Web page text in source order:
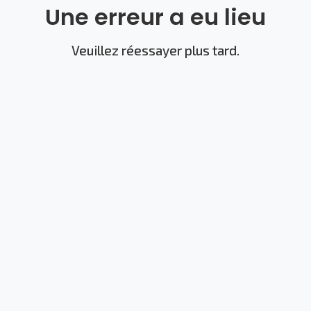
Une erreur a eu lieu
Veuillez réessayer plus tard.